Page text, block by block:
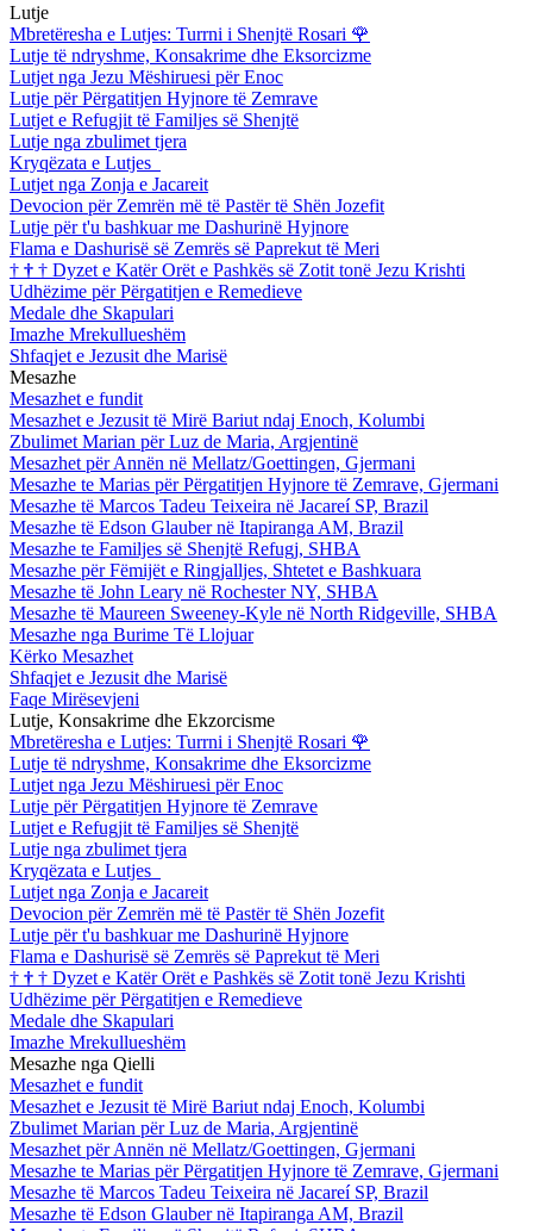
Lutje
Mbretëresha e Lutjes: Turrni i Shenjtë Rosari 🌹
Lutje të ndryshme, Konsakrime dhe Eksorcizme
Lutjet nga Jezu Mëshiruesi për Enoc
Lutje për Përgatitjen Hyjnore të Zemrave
Lutjet e Refugjit të Familjes së Shenjtë
Lutje nga zbulimet tjera
Kryqëzata e Lutjes
Lutjet nga Zonja e Jacareit
Devocion për Zemrën më të Pastër të Shën Jozefit
Lutje për t'u bashkuar me Dashurinë Hyjnore
Flama e Dashurisë së Zemrës së Paprekut të Meri
† † † Dyzet e Katër Orët e Pashkës së Zotit tonë Jezu Krishti
Udhëzime për Përgatitjen e Remedieve
Medale dhe Skapulari
Imazhe Mrekullueshëm
Shfaqjet e Jezusit dhe Marisë
Mesazhe
Mesazhet e fundit
Mesazhet e Jezusit të Mirë Bariut ndaj Enoch, Kolumbi
Zbulimet Marian për Luz de Maria, Argjentinë
Mesazhet për Annën në Mellatz/Goettingen, Gjermani
Mesazhe te Marias për Përgatitjen Hyjnore të Zemrave, Gjermani
Mesazhe të Marcos Tadeu Teixeira në Jacareí SP, Brazil
Mesazhe të Edson Glauber në Itapiranga AM, Brazil
Mesazhe te Familjes së Shenjtë Refugj, SHBA
Mesazhe për Fëmijët e Ringjalljes, Shtetet e Bashkuara
Mesazhe të John Leary në Rochester NY, SHBA
Mesazhe të Maureen Sweeney-Kyle në North Ridgeville, SHBA
Mesazhe nga Burime Të Llojuar
Kërko Mesazhet
Shfaqjet e Jezusit dhe Marisë
Faqe Mirësevjeni
Lutje, Konsakrime dhe Ekzorcisme
Mbretëresha e Lutjes: Turrni i Shenjtë Rosari 🌹
Lutje të ndryshme, Konsakrime dhe Eksorcizme
Lutjet nga Jezu Mëshiruesi për Enoc
Lutje për Përgatitjen Hyjnore të Zemrave
Lutjet e Refugjit të Familjes së Shenjtë
Lutje nga zbulimet tjera
Kryqëzata e Lutjes
Lutjet nga Zonja e Jacareit
Devocion për Zemrën më të Pastër të Shën Jozefit
Lutje për t'u bashkuar me Dashurinë Hyjnore
Flama e Dashurisë së Zemrës së Paprekut të Meri
† † † Dyzet e Katër Orët e Pashkës së Zotit tonë Jezu Krishti
Udhëzime për Përgatitjen e Remedieve
Medale dhe Skapulari
Imazhe Mrekullueshëm
Mesazhe nga Qielli
Mesazhet e fundit
Mesazhet e Jezusit të Mirë Bariut ndaj Enoch, Kolumbi
Zbulimet Marian për Luz de Maria, Argjentinë
Mesazhet për Annën në Mellatz/Goettingen, Gjermani
Mesazhe te Marias për Përgatitjen Hyjnore të Zemrave, Gjermani
Mesazhe të Marcos Tadeu Teixeira në Jacareí SP, Brazil
Mesazhe të Edson Glauber në Itapiranga AM, Brazil